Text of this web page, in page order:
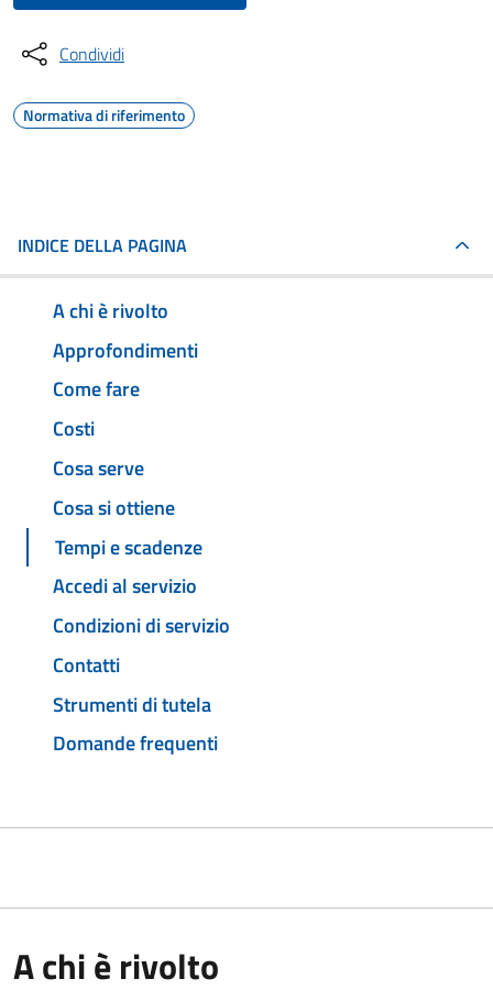
Condividi
Normativa di riferimento
INDICE DELLA PAGINA
A chi è rivolto
Approfondimenti
Come fare
Costi
Cosa serve
Cosa si ottiene
Tempi e scadenze
Accedi al servizio
Condizioni di servizio
Contatti
Strumenti di tutela
Domande frequenti
A chi è rivolto